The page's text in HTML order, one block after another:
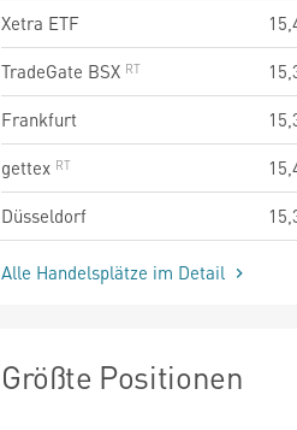
Xetra ETF
TradeGate BSX
Frankfurt
gettex
Düsseldorf
Alle Handelsplätze im Detail
Größte Positionen